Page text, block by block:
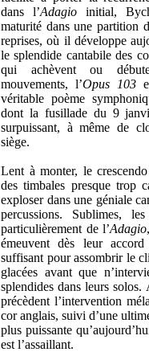
dans l’Adagio initial,
maturité dans une partition
reprises, où il développe
le splendide cantabile des
qui achèvent ou
mouvements, l’Opus 103
véritable poème
dont la fusillade du 9
surpuissant, à même de
siège.
Lent à monter, le
des timbales presque trop
exploser dans une géniale
percussions. Sublimes,
particulièrement de l’Adagio
émeuvent dès leur
suffisant pour assombrir le
glacées avant que
splendides dans leurs
précèdent l’intervention
cor anglais, suivi d’une
plus puissante
est l’assaillant.